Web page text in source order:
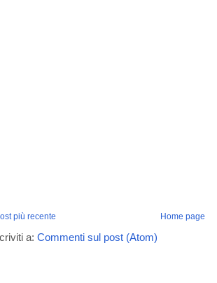
più recente Home page
a: Commenti sul post (Atom)